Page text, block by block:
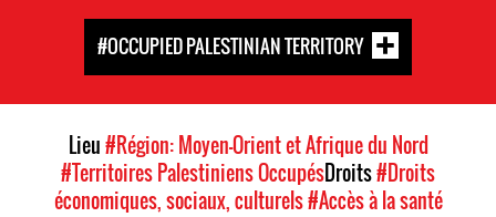
#OCCUPIED PALESTINIAN TERRITORY
Lieu#Région: Moyen-Orient et Afrique du Nord
#Territoires Palestiniens OccupésDroits#Droits
économiques, sociaux, culturels#Accès à la santé